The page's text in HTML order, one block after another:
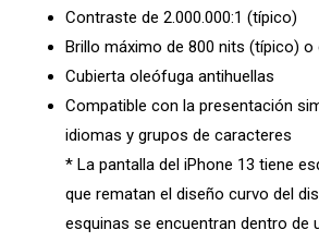
Contraste de 2.000.000:1 (típico)
Brillo máximo de 800 nits (típico) o
Cubierta oleófuga antihuellas
Compatible con la presentación
idiomas y grupos de caracteres
* La pantalla del iPhone 13 tiene
que rematan el diseño curvo del
esquinas se encuentran dentro de